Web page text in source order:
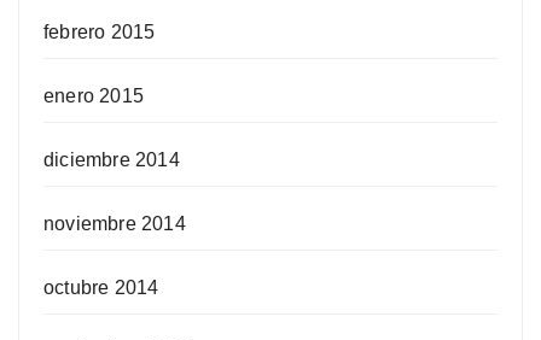
febrero 2015
enero 2015
diciembre 2014
noviembre 2014
octubre 2014